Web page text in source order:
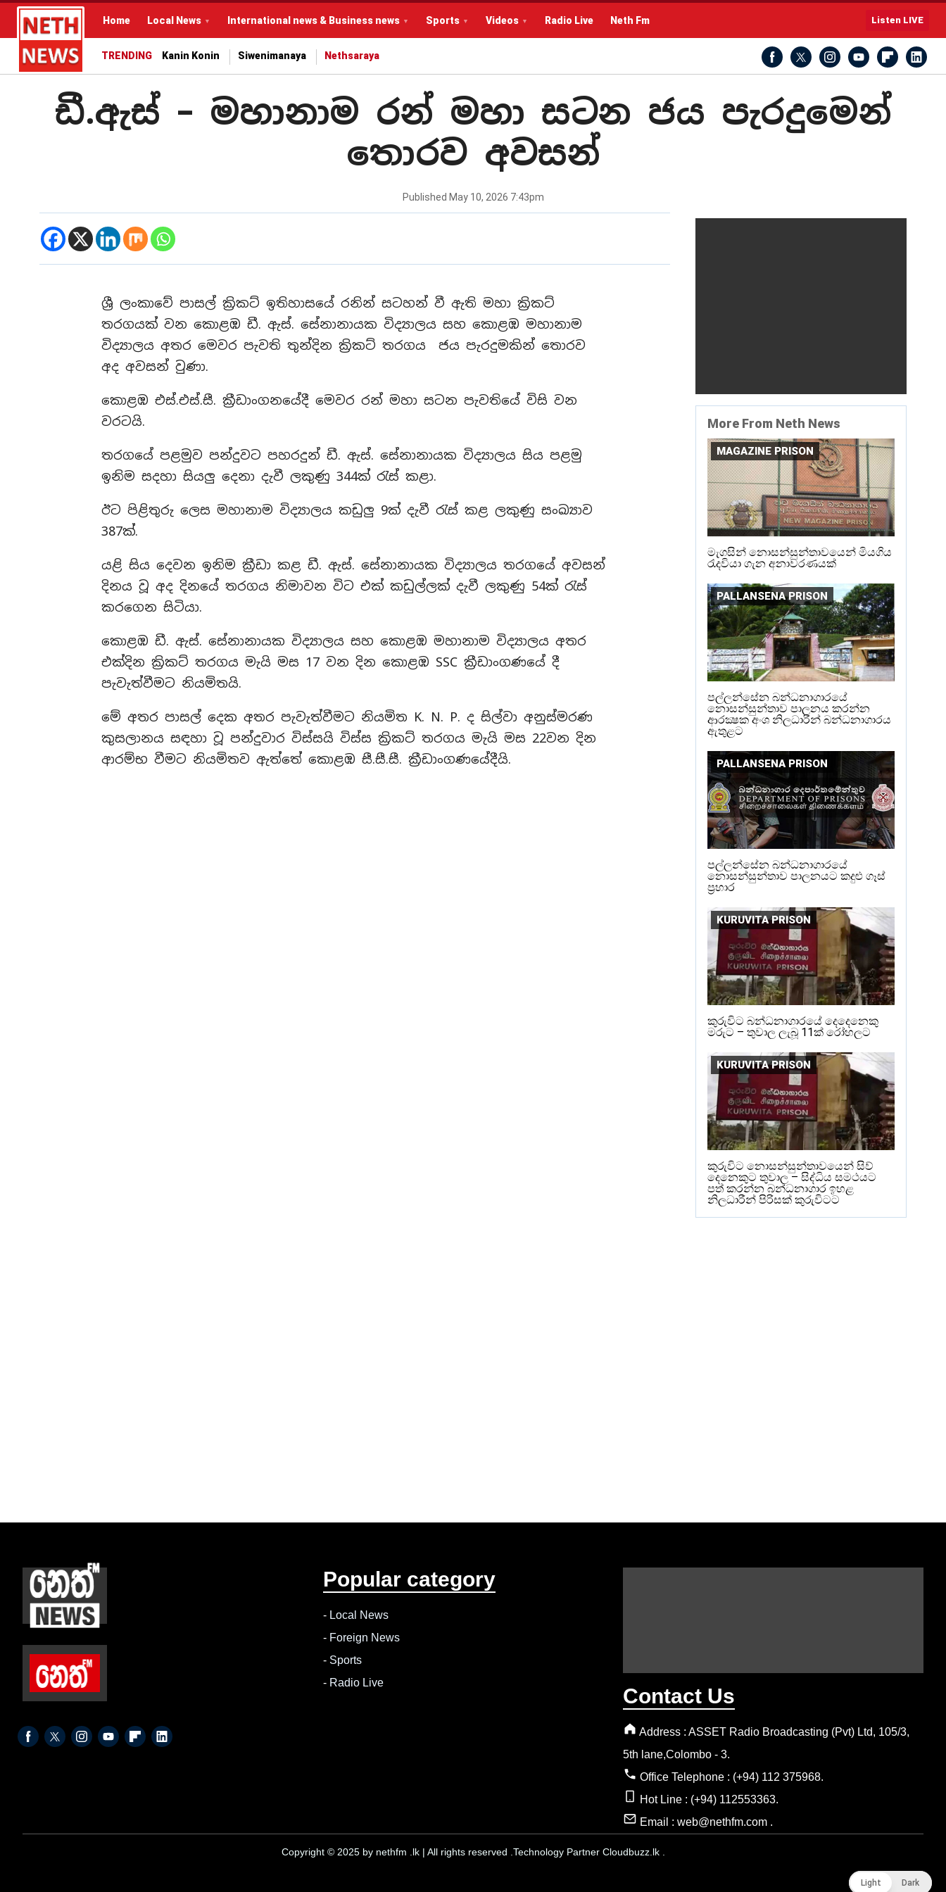
Home Local News International news & Business news Sports Videos Radio Live Neth Fm Listen LIVE
TRENDING Kanin Konin Siwenimanaya Nethsaraya
ඩී.ඇස් – මහානාම රන් මහා සටන ජය පැරදුමෙන්
තොරව අවසන්
Published May 10, 2026 7:43pm
ශ්‍රී ලංකාවේ පාසල් ක්‍රිකට් ඉතිහාසයේ රනින් සටහන් වී ඇති මහා ක්‍රිකට්
තරගයක් වන කොළඹ ඩී. ඇස්. සේනානායක විද්‍යාලය සහ කොළඹ මහානාම
විද්‍යාලය අතර මෙවර පැවති තුන්දින ක්‍රිකට් තරගය ජය පැරදුමකින් තොරව
අද අවසන් වුණා.
කොළඹ එස්.එස්.සී. ක්‍රීඩාංගනයේදී මෙවර රන් මහා සටන පැවතියේ විසි වන
වරටයි.
තරගයේ පළමුව පන්දුවට පහරදුන් ඩී. ඇස්. සේනානායක විද්‍යාලය සිය පළමු
ඉනිම සදහා සියලු දෙනා දැවී ලකුණු 344ක් රැස් කළා.
ඊට පිළිතුරු ලෙස මහානාම විද්‍යාලය කඩුලු 9ක් දැවී රැස් කළ ලකුණු සංඛ්‍යාව
387ක්.
යළි සිය දෙවන ඉනිම ක්‍රීඩා කළ ඩී. ඇස්. සේනානායක විද්‍යාලය තරගයේ අවසන්
දිනය වූ අද දිනයේ තරගය නිමාවන විට එක් කඩුල්ලක් දැවී ලකුණු 54ක් රැස්
කරගෙන සිටියා.
කොළඹ ඩී. ඇස්. සේනානායක විද්‍යාලය සහ කොළඹ මහානාම විද්‍යාලය අතර
එක්දින ක්‍රිකට් තරගය මැයි මස 17 වන දින කොළඹ SSC ක්‍රීඩාංගණයේ දී
පැවැත්වීමට නියමිතයි.
මේ අතර පාසල් දෙක අතර පැවැත්වීමට නියමිත K. N. P. ද සිල්වා අනුස්මරණ
කුසලානය සඳහා වූ පන්දුවාර විස්සයි විස්ස ක්‍රිකට් තරගය මැයි මස 22වන දින
ආරම්භ වීමට නියමිතව ඇත්තේ කොළඹ සී.සී.සී. ක්‍රීඩාංගණයේදීයි.
More From Neth News
MAGAZINE PRISON
මැගසින් නොසන්සුන්තාවයෙන් මියගිය
රැදවියා ගැන අනාවරණයක්
PALLANSENA PRISON
පල්ලන්සේන බන්ධනාගාරයේ
නොසන්සුන්තාව පාලනය කරන්න
ආරක්‍ෂක අංශ නිලධාරීන් බන්ධනාගාරය
ඇතුළට
PALLANSENA PRISON
පල්ලන්සේන බන්ධනාගාරයේ
නොසන්සුන්තාව පාලනයට කදුළු ගෑස්
ප්‍රහාර
KURUVITA PRISON
කුරුවිට බන්ධනාගාරයේ දෙදෙනෙකු
මරුට – තුවාල ලැබූ 11ක් රෝහලට
KURUVITA PRISON
කුරුවිට නොසන්සුන්තාවයෙන් සිව්
දෙනෙකුට තුවාල – සිද්ධිය සමථයට
පත් කරන්න බන්ධනාගාර ඉහළ
නිලධාරීන් පිරිසක් කුරුවිටට
Popular category
- Local News
- Foreign News
- Sports
- Radio Live
Contact Us
Address : ASSET Radio Broadcasting (Pvt) Ltd, 105/3,
5th lane,Colombo - 3.
Office Telephone : (+94) 112 375968.
Hot Line : (+94) 112553363.
Email : web@nethfm.com .
Copyright © 2025 by nethfm .lk | All rights reserved .Technology Partner Cloudbuzz.lk .
Light Dark
Light Dark